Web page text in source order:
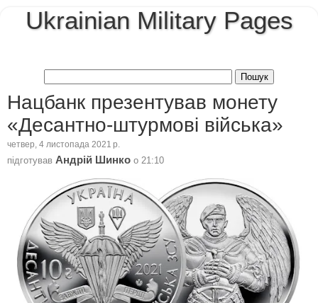
Ukrainian Military Pages
Нацбанк презентував монету
«Десантно-штурмові війська»
четвер, 4 листопада 2021 р.
підготував Андрій Шинко о 21:10